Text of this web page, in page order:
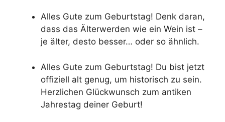
Alles Gute zum Geburtstag! Denk daran,
dass das Älterwerden wie ein Wein ist –
je älter, desto besser… oder so ähnlich.
Alles Gute zum Geburtstag! Du bist jetzt
offiziell alt genug, um historisch zu sein.
Herzlichen Glückwunsch zum antiken
Jahrestag deiner Geburt!